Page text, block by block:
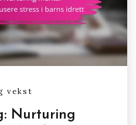
vekst
Nurturing